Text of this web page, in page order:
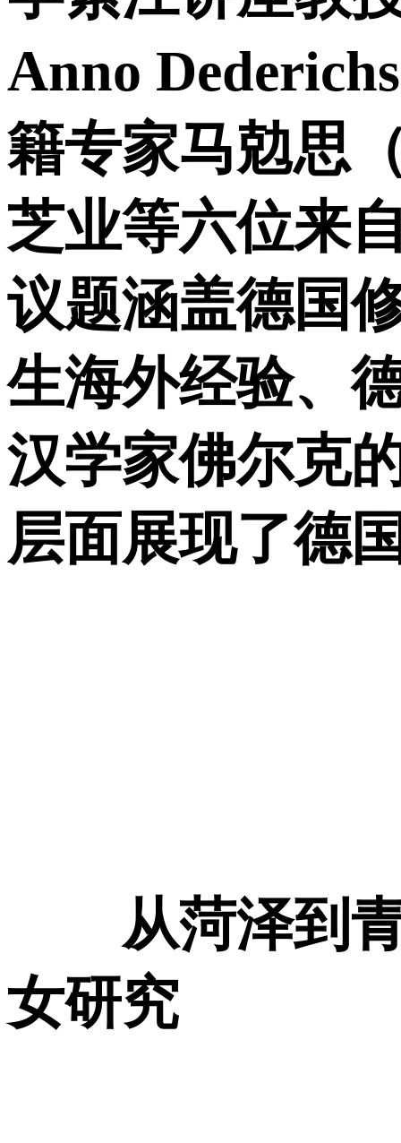
Anno
籍专家马勊思
芝业等六位来
议题涵盖德国
生海外经验、
汉学家佛尔克
层面展现了德
从菏泽到
女研究